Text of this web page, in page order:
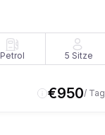
Petrol 5 Sitze
€950/ Tag